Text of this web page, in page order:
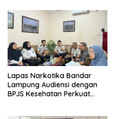
Lapas Narkotika Bandar
Lampung Audiensi dengan
BPJS Kesehatan Perkuat